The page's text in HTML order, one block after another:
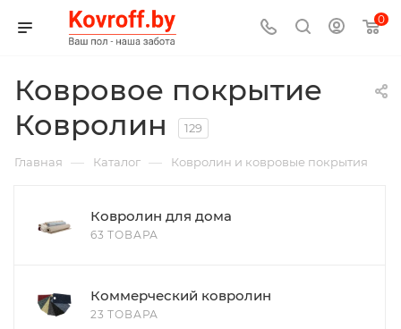
0
Ковровое покрытие
Ковролин
129
Главная — Каталог — Ковролин и ковровые покрытия
Ковролин для дома
63 ТОВАРА
Коммерческий ковролин
23 ТОВАРА